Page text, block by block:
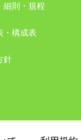
細則・規程
・構成表
針